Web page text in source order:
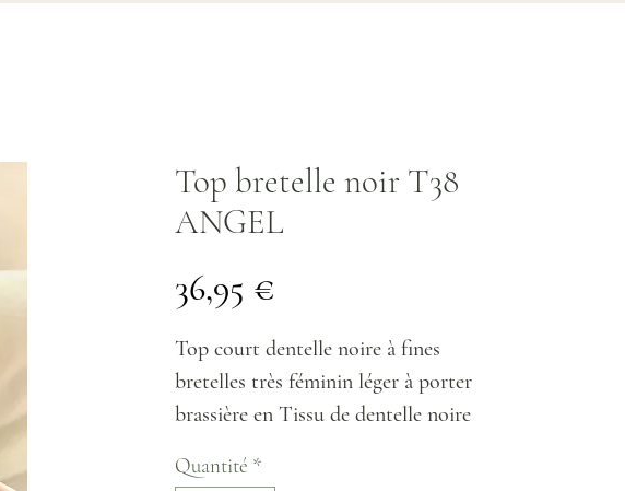
Top bretelle noir T38
ANGEL
36,95 €
Top court dentelle noire à fines
bretelles très féminin léger à porter
brassière en Tissu de dentelle noire
Top de coupe droite se ferme sur le
Quantité *